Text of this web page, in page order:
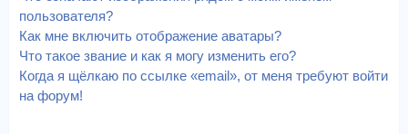
пользователя?
Как мне включить отображение аватары?
Что такое звание и как я могу изменить его?
Когда я щёлкаю по ссылке «email», от меня требуют войти
на форум!